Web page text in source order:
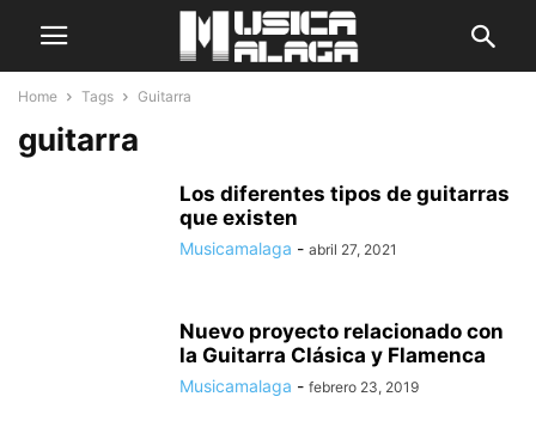
Home Tags Guitarra
guitarra
Los diferentes tipos de guitarras
que existen
Musicamalaga - abril 27, 2021
Nuevo proyecto relacionado con
la Guitarra Clásica y Flamenca
Musicamalaga - febrero 23, 2019